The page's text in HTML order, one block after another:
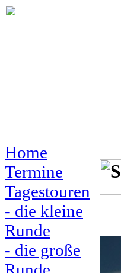
Home
Termine
Tagestouren
- die kleine
Runde
- die große